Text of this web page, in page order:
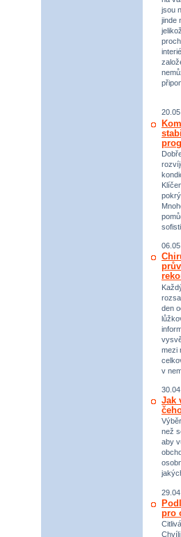
jsou
jinde
den
mezi
v
Jak
než
aby
pro